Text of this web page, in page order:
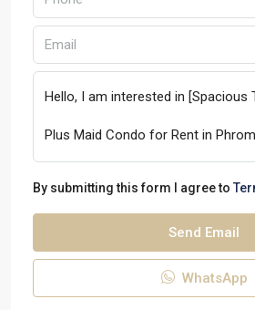
By submitting this form I agree to
Send Email
WhatsApp